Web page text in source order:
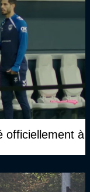
officiellement à